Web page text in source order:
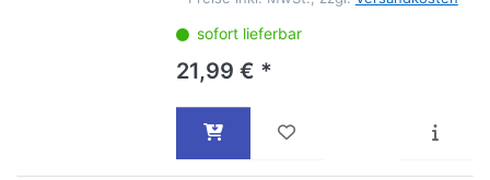
sofort lieferbar
21,99 € *